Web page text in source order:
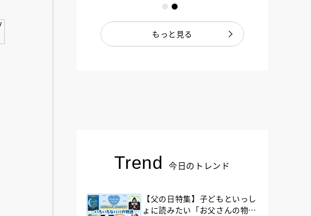
もっと見る
Trend 今日のトレンド
【父の日特集】子どもといっし
ょに読みたい「お父さんの物